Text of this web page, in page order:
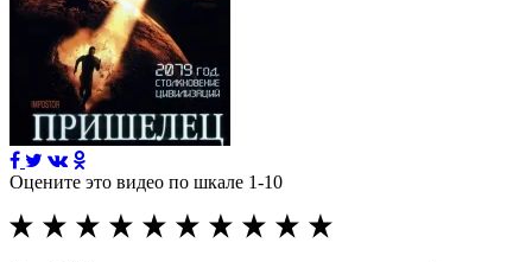
Оцените это видео по шкале 1-10